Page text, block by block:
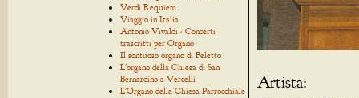
Verdi Requiem
Viaggio in Italia
Antonio Vivaldi - Concerti
trascritti per Organo
Il sontuoso organo di Feletto
L'organo della Chiesa di San
Bernardino a Vercelli
L'Organo della Chiesa Parrocchiale
Artista: